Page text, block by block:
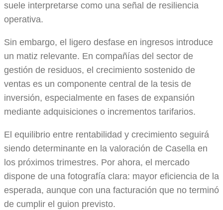
suele interpretarse como una señal de resiliencia
operativa.
Sin embargo, el ligero desfase en ingresos introduce
un matiz relevante. En compañías del sector de
gestión de residuos, el crecimiento sostenido de
ventas es un componente central de la tesis de
inversión, especialmente en fases de expansión
mediante adquisiciones o incrementos tarifarios.
El equilibrio entre rentabilidad y crecimiento seguirá
siendo determinante en la valoración de Casella en
los próximos trimestres. Por ahora, el mercado
dispone de una fotografía clara: mayor eficiencia de la
esperada, aunque con una facturación que no terminó
de cumplir el guion previsto.